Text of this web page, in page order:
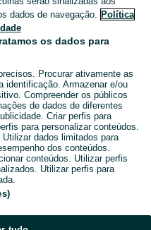
dados de navegação. Política
os dados para
Procurar ativamente as
identificação. Armazenar e/ou
Compreender os públicos
de dados de diferentes
Criar perfis para
para personalizar conteúdos.
dados limitados para
dos conteúdos.
conteúdos. Utilizar perfis
Utilizar perfis para